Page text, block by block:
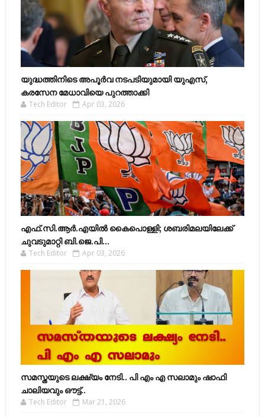
യുദ്ധത്തിനിടെ അപൂർവ നടപടിയുമായി യുഎസ്,
കരസേന മേധാവിയെ പുറത്താക്കി
Tech Editor Apr 03, 2026
എഫ്​.സി.ആർ.എയിൽ കൈപൊള്ളി; ശബരിമലയിലേക്ക്​
ചുവടുമാറ്റി ബി.ജെ.പി...
Tech Editor Apr 03, 2026
സമസ്തയുടെ ലക്ഷ്യം നേടി.. പി എം എ സലാമും ഷാഫി
ചാലിയവും ഔട്ട്..
Tech Editor Mar 21, 2026